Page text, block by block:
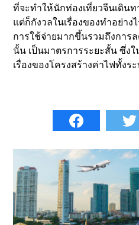
ที่จะทำให้นักท่องเที่ยวจีนเดิน
แต่ก็กังวลในเรื่องของทำอย่าง
การใช้จ่ายมากขึ้นรวมถึงการ
นั้น เป็นมาตรการระยะสั้น ซึ่ง
เรื่องของโครงสร้างค่าไฟทั้งร